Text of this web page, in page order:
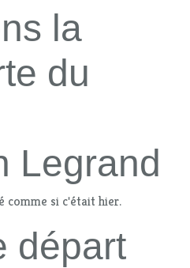
la
du
Legrand
comme si c'était hier.
départ